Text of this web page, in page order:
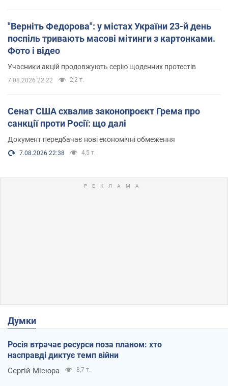
"Верніть Федорова": у містах України 23-й день
поспіль тривають масові мітинги з картонками.
Фото і відео
Учасники акцій продовжують серію щоденних протестів
7.08.2026 22:22 2,2 т.
Сенат США схвалив законопроєкт Грема про
санкції проти Росії: що далі
Документ передбачає нові економічні обмеження
7.08.2026 22:38 4,5 т.
Думки
Росія втрачає ресурси поза планом: хто
насправді диктує темп війни
Сергій Місюра 8,7 т.